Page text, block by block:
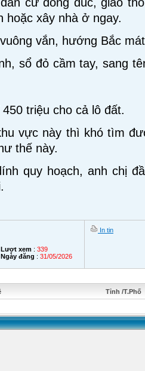
hoặc xây nhà ở ngay.
vắn, hướng Bắc
sổ đỏ cầm tay, sang
triệu cho cả lô đất.
vực này thì khó tìm
thế này.
quy hoạch, anh chị
Lượt xem : 339
Ngày đăng : 31/05/2026
In tin
Tỉnh /T.Phố